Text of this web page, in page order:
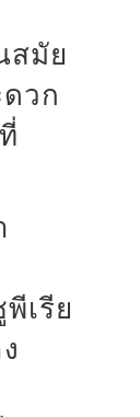
สมัย
วก
เรีย